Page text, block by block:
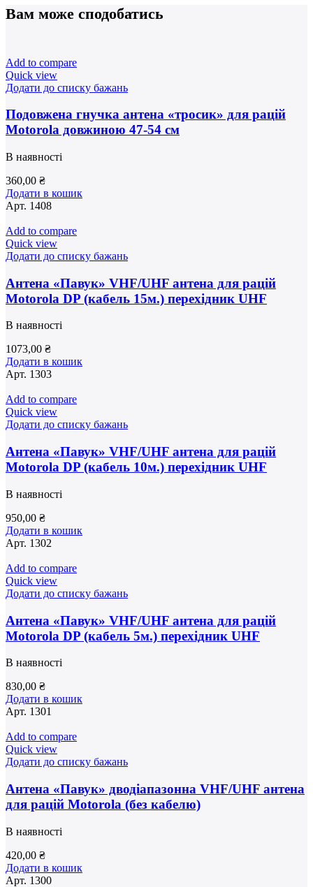
Вам може сподобатись
Add to compare
Quick view
Додати до списку бажань
Подовжена гнучка антена «тросик» для рацій
Motorola довжиною 47-54 см
В наявності
360,00 ₴
Додати в кошик
Арт. 1408
Add to compare
Quick view
Додати до списку бажань
Антена «Павук» VHF/UHF антена для рацій
Motorola DP (кабель 15м.) перехідник UHF
В наявності
1073,00 ₴
Додати в кошик
Арт. 1303
Add to compare
Quick view
Додати до списку бажань
Антена «Павук» VHF/UHF антена для рацій
Motorola DP (кабель 10м.) перехідник UHF
В наявності
950,00 ₴
Додати в кошик
Арт. 1302
Add to compare
Quick view
Додати до списку бажань
Антена «Павук» VHF/UHF антена для рацій
Motorola DP (кабель 5м.) перехідник UHF
В наявності
830,00 ₴
Додати в кошик
Арт. 1301
Add to compare
Quick view
Додати до списку бажань
Антена «Павук» дводіапазонна VHF/UHF антена
для рацій Motorola (без кабелю)
В наявності
420,00 ₴
Додати в кошик
Арт. 1300